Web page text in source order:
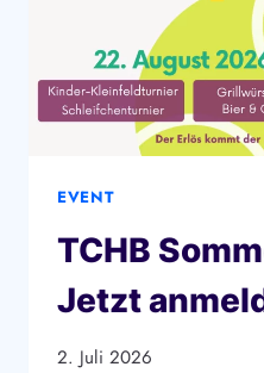
EVENT
TCHB
Jetzt
2. Juli 2026